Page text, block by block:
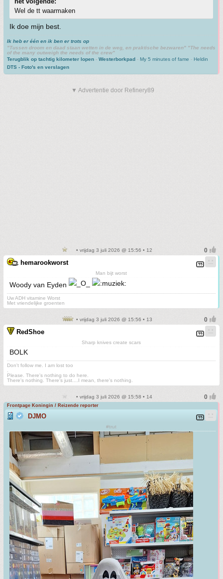
Wel de tt waarmaken
Ik doe mijn best.
Ik heb er één en ik ben er trots op
"Tussen droom en daad staan wetten in de weg, en praktische bezwaren" "The needs
of the many outweigh the needs of the crew"
Terugblik op tachtig kilometer lopen - Westerborkpad - My 5 minutes of fame - Heldin
DTS - Foto's en verslagen
▼ Advertentie door Refinery89
• vrijdag 3 juli 2026 @ 15:56 • 12
hemarookworst
Man bijt worst
Woody van Eyden
Uw ADH vitamine Worst
Met vriendelijke groenten
• vrijdag 3 juli 2026 @ 15:56 • 13
RedShoe
Sharp knives create scars
BOLK
Don't follow me. I am lost too
Please. There's nothing to do here.
There's nothing. There's just....I mean, there's nothing.
• vrijdag 3 juli 2026 @ 15:58 • 14
Frontpage Koningin / Reizende reporter
DJMO
#trut